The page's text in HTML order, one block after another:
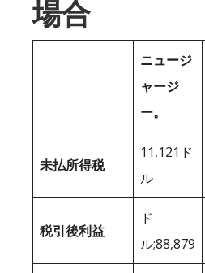
場合
ニュージ
ャージ
ー。
未払所得税
11,121ド
ル
税引後利益
ド
ル;88,879